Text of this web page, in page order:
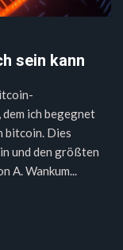
sein kann
ich begegnet
bitcoin. Dies
und den größten
A. Wankum...